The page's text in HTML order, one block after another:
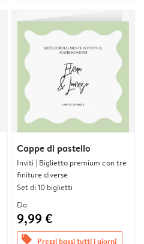
Cappe di pastello
Inviti | Biglietto premium con tre
finiture diverse
Set di 10 biglietti
Da
9,99 €
offers Prezzi bassi tutti i giorni